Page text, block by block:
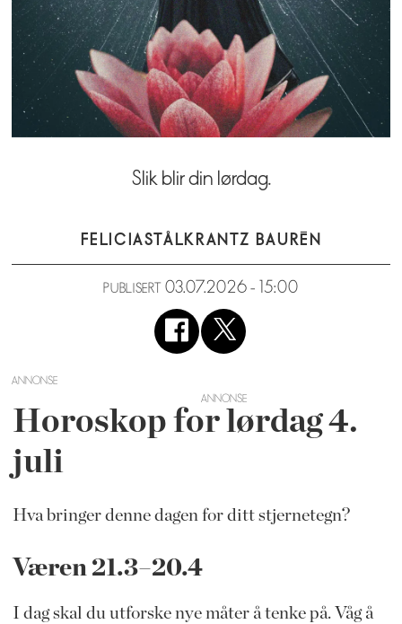
Slik blir din lørdag.
FELICIASTÅLKRANTZ BAURÉN
PUBLISERT 03.07.2026 - 15:00
ANNONSE
Horoskop for lørdag 4.
juli
Hva bringer denne dagen for ditt stjernetegn?
Væren 21.3–20.4
I dag skal du utforske nye måter å tenke på. Våg å